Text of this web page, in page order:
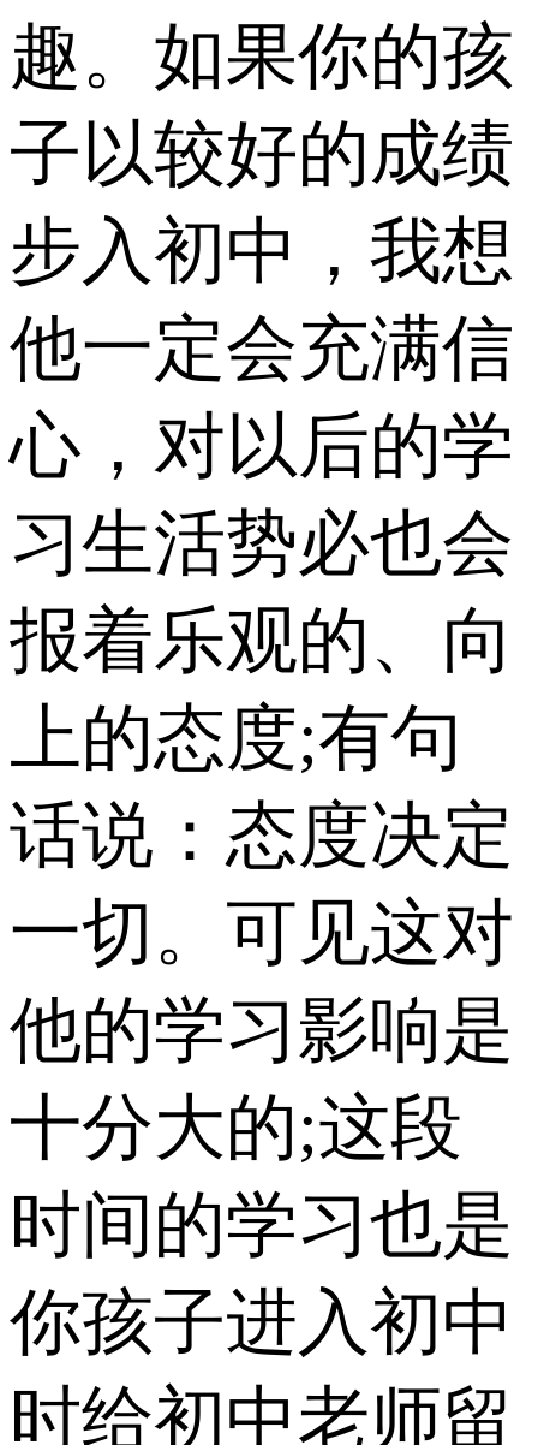
趣。如果你的孩
子以较好的成绩
步入初中，我想
他一定会充满信
心，对以后的学
习生活势必也会
报着乐观的、向
上的态度;有句
话说：态度决定
一切。可见这对
他的学习影响是
十分大的;这段
时间的学习也是
你孩子进入初中
时给初中老师留